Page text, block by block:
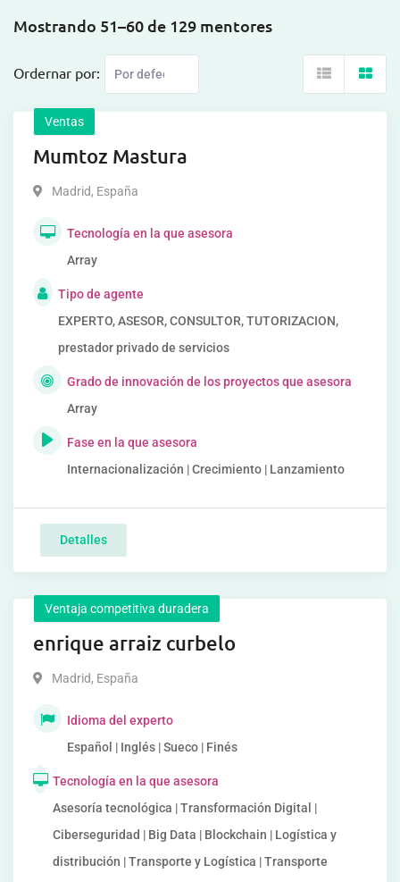
Mostrando 51–60 de 129 mentores
Ordernar por:
Ventas
Mumtoz Mastura
Madrid, España
Tecnología en la que asesora
Array
Tipo de agente
EXPERTO, ASESOR, CONSULTOR, TUTORIZACION,
prestador privado de servicios
Grado de innovación de los proyectos que asesora
Array
Fase en la que asesora
Internacionalización | Crecimiento | Lanzamiento
Detalles
Ventaja competitiva duradera
enrique arraiz curbelo
Madrid, España
Idioma del experto
Español | Inglés | Sueco | Finés
Tecnología en la que asesora
Asesoría tecnológica | Transformación Digital |
Ciberseguridad | Big Data | Blockchain | Logística y
distribución | Transporte y Logística | Transporte